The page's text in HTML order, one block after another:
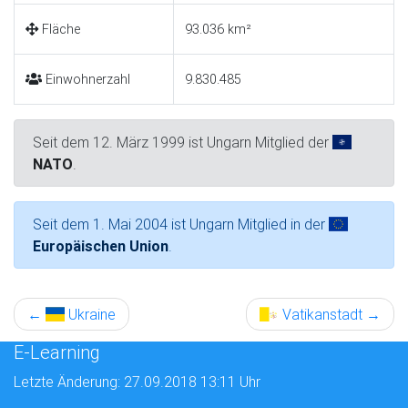
Fläche 93.036 km²
Einwohnerzahl 9.830.485
Seit dem 12. März 1999 ist Ungarn Mitglied der
NATO.
Seit dem 1. Mai 2004 ist Ungarn Mitglied in der
Europäischen Union.
← Ukraine Vatikanstadt →
E-Learning
Letzte Änderung: 27.09.2018 13:11 Uhr